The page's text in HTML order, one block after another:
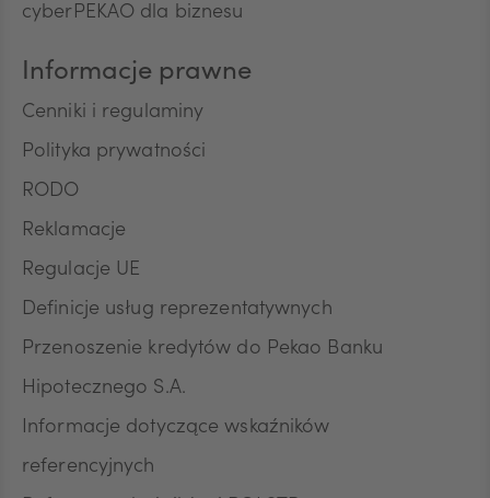
Na podstawie niniejszej zgody mogą być
Pana/Pani danych osobowych: identyfikacyjne,
teleadresowe, dotyczące sytuacji ekonomicznej,
poziomu wykształcenia oraz posiadanych
dobrowolnie i oświadczam, że zostałem/am/
wycofanie zgody nie wpływa na zgodność z
podstawie zgody przed jej wycofaniem.
cyberPEKAO dla biznesu
Informacje prawne
Cenniki i regulaminy
Polityka prywatności
RODO
Reklamacje
Regulacje UE
Definicje usług reprezentatywnych
Przenoszenie kredytów do Pekao Banku
Hipotecznego S.A.
Informacje dotyczące wskaźników
referencyjnych